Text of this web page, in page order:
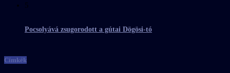
5
Pocsolyává zsugorodott a gútai Dögösi-tó
Címkék